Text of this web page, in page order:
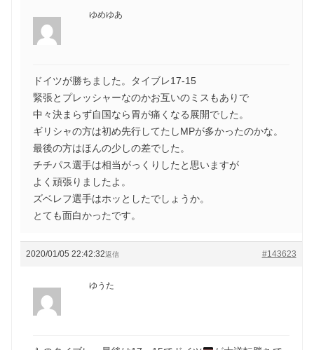
ゆめゆあ
ドイツが勝ちました。タイブレ17-15
緊張とプレッシャーなのかお互いのミスもありで
中々決まらず自国なら胃が痛くなる展開でした。
ギリシャの方は初め先行してたしMPが多かったのかな。
最後の方はほんの少しの差でした。
チチパス選手は相当がっくりしたと思いますが
よく頑張りましたよ。
ズベレフ選手はホッとしたでしょうか。
とても面白かったです。
2020/01/05 22:42:32 #143623
返信
ゆうた